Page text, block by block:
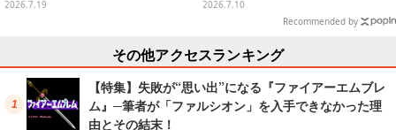
気圏外仕様パイロットスーツフィ
2026.7.19
2枚1組で使うスタジアムがさらに
2026.7.10
Recommended by
その他アクセスランキング
【特集】失敗が“思い出”になる『ファイアーエムブレ
ム』─筆者が「ファルシオン」を入手できなかった理
由とその結末！